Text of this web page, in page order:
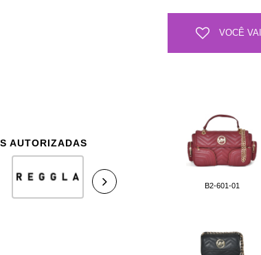
AUTORIZADAS
VOCÊ
B2-601-01